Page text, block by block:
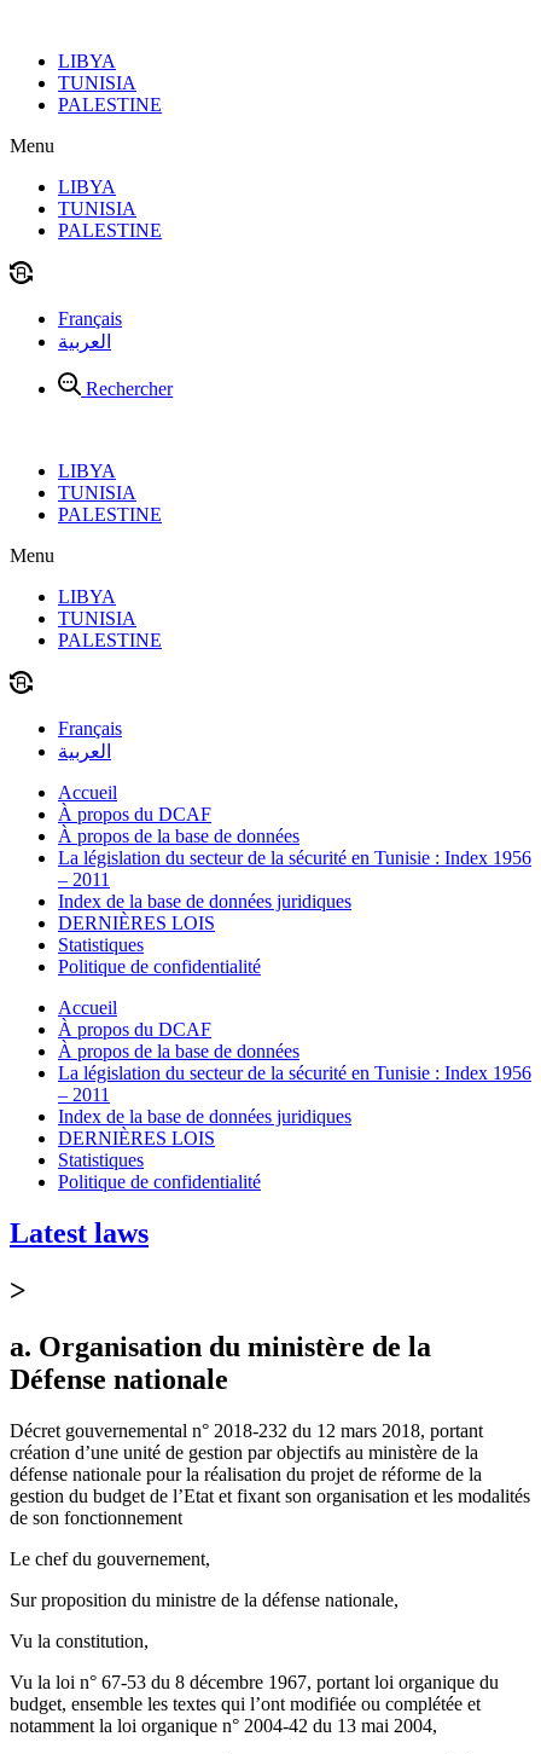
contenuLIBYA
TUNISIA
PALESTINE
Menu
LIBYA
TUNISIA
PALESTINE
Français
العربية
Rechercher
LIBYA
TUNISIA
PALESTINE
Menu
LIBYA
TUNISIA
PALESTINE
Français
العربية
Accueil
À propos du DCAF
À propos de la base de données
La législation du secteur de la sécurité en Tunisie : Index 1956
– 2011
Index de la base de données juridiques
DERNIÈRES LOIS
Statistiques
Politique de confidentialité
Accueil
À propos du DCAF
À propos de la base de données
La législation du secteur de la sécurité en Tunisie : Index 1956
– 2011
Index de la base de données juridiques
DERNIÈRES LOIS
Statistiques
Politique de confidentialité
Latest laws
>
a. Organisation du ministère de la
Défense nationale
Décret gouvernemental n° 2018-232 du 12 mars 2018, portant
création d’une unité de gestion par objectifs au ministère de la
défense nationale pour la réalisation du projet de réforme de la
gestion du budget de l’Etat et fixant son organisation et les modalités
de son fonctionnement
Le chef du gouvernement,
Sur proposition du ministre de la défense nationale,
Vu la constitution,
Vu la loi n° 67-53 du 8 décembre 1967, portant loi organique du
budget, ensemble les textes qui l’ont modifiée ou complétée et
notamment la loi organique n° 2004-42 du 13 mai 2004,